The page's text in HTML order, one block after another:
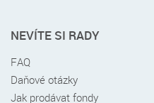
NEVÍTE SI RADY
FAQ
Daňové otázky
Jak prodávat fondy